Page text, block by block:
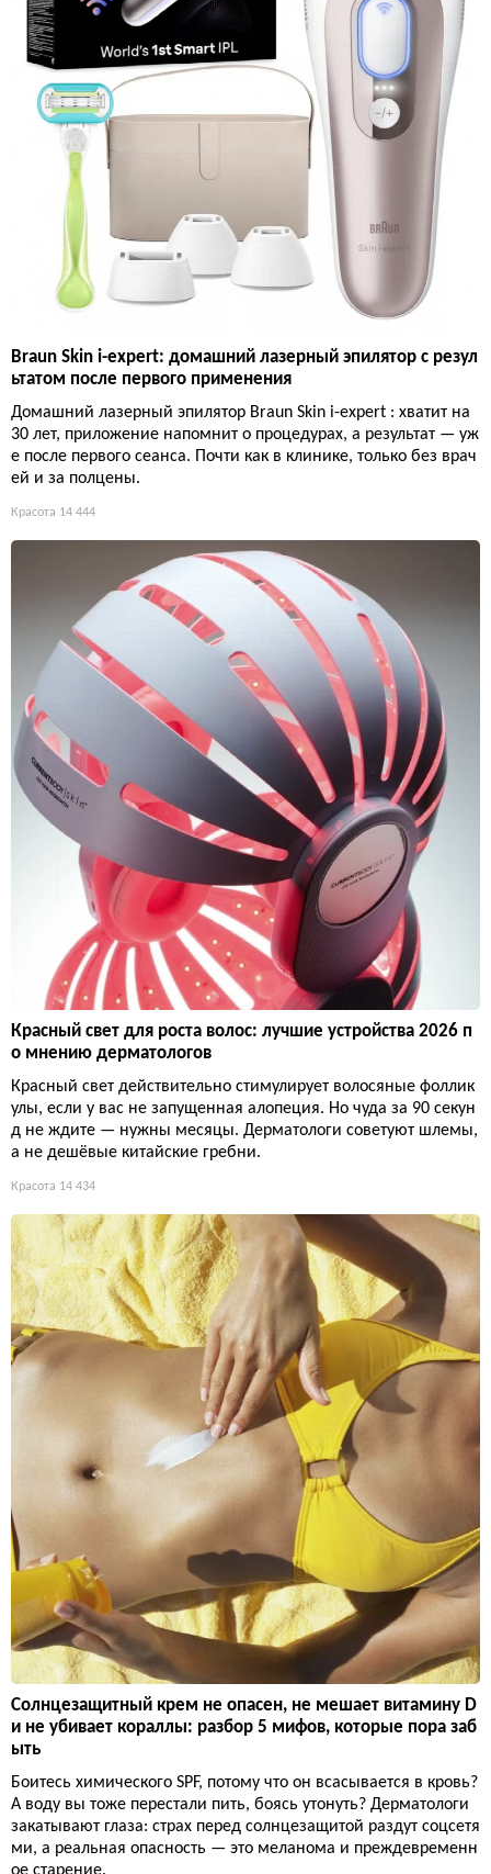
Braun Skin i-expert: домашний лазерный эпилятор с резул
ьтатом после первого применения
Домашний лазерный эпилятор Braun Skin i-expert : хватит на
30 лет, приложение напомнит о процедурах, а результат — уж
е после первого сеанса. Почти как в клинике, только без врач
ей и за полцены.
Красота 14 444
Красный свет для роста волос: лучшие устройства 2026 п
о мнению дерматологов
Красный свет действительно стимулирует волосяные фоллик
улы, если у вас не запущенная алопеция. Но чуда за 90 секун
д не ждите — нужны месяцы. Дерматологи советуют шлемы,
а не дешёвые китайские гребни.
Красота 14 434
Солнцезащитный крем не опасен, не мешает витамину D
и не убивает кораллы: разбор 5 мифов, которые пора заб
ыть
Боитесь химического SPF, потому что он всасывается в кровь?
А воду вы тоже перестали пить, боясь утонуть? Дерматологи
закатывают глаза: страх перед солнцезащитой раздут соцсетя
ми, а реальная опасность — это меланома и преждевременн
ое старение.